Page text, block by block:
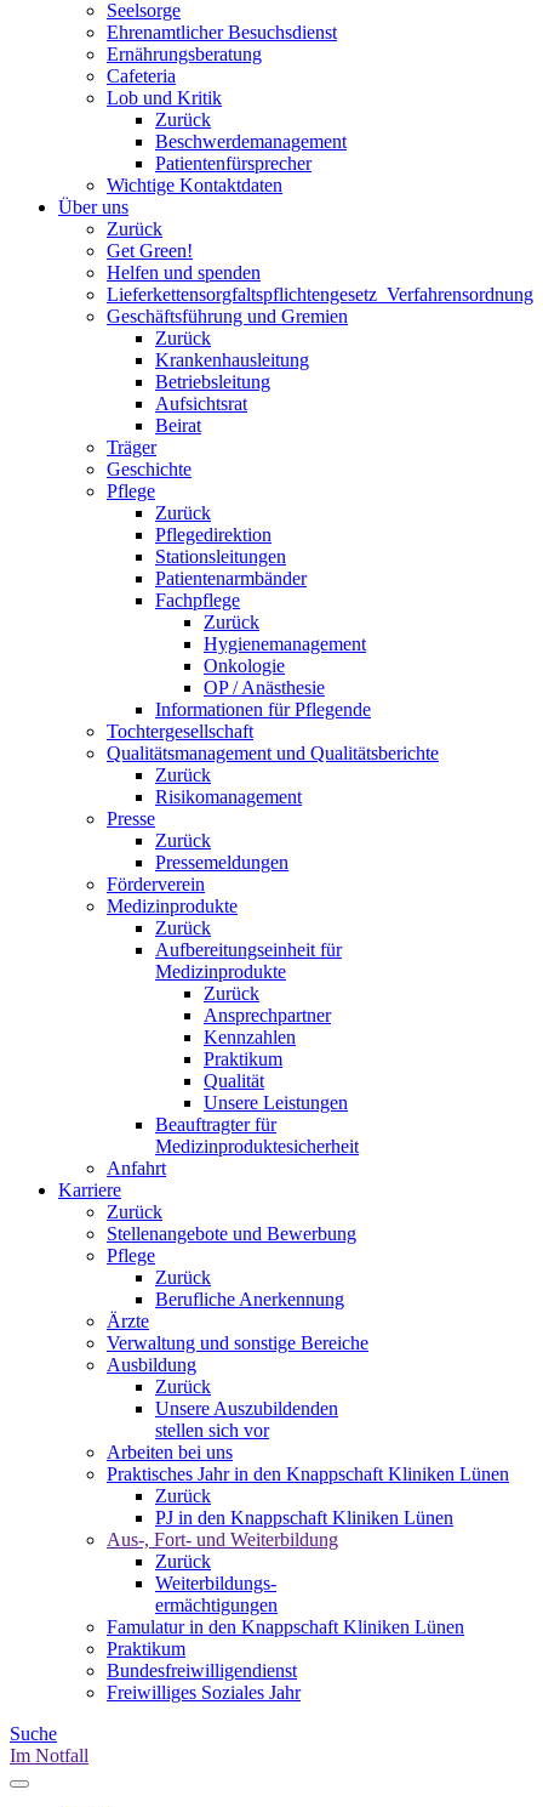
Seelsorge
Ehrenamtlicher Besuchsdienst
Ernährungsberatung
Cafeteria
Lob und Kritik
Zurück
Beschwerdemanagement
Patientenfürsprecher
Wichtige Kontaktdaten
Über uns
Zurück
Get Green!
Helfen und spenden
Lieferkettensorgfaltspflichtengesetz_Verfahrensordnung
Geschäftsführung und Gremien
Zurück
Krankenhausleitung
Betriebsleitung
Aufsichtsrat
Beirat
Träger
Geschichte
Pflege
Zurück
Pflegedirektion
Stationsleitungen
Patientenarmbänder
Fachpflege
Zurück
Hygienemanagement
Onkologie
OP / Anästhesie
Informationen für Pflegende
Tochtergesellschaft
Qualitätsmanagement und Qualitätsberichte
Zurück
Risikomanagement
Presse
Zurück
Pressemeldungen
Förderverein
Medizinprodukte
Zurück
Aufbereitungseinheit für
Medizinprodukte
Zurück
Ansprechpartner
Kennzahlen
Praktikum
Qualität
Unsere Leistungen
Beauftragter für
Medizinproduktesicherheit
Anfahrt
Karriere
Zurück
Stellenangebote und Bewerbung
Pflege
Zurück
Berufliche Anerkennung
Ärzte
Verwaltung und sonstige Bereiche
Ausbildung
Zurück
Unsere Auszubildenden
stellen sich vor
Arbeiten bei uns
Praktisches Jahr in den Knappschaft Kliniken Lünen
Zurück
PJ in den Knappschaft Kliniken Lünen
Aus-, Fort- und Weiterbildung
Zurück
Weiterbildungs-
ermächtigungen
Famulatur in den Knappschaft Kliniken Lünen
Praktikum
Bundesfreiwilligendienst
Freiwilliges Soziales Jahr
Suche
Im Notfall